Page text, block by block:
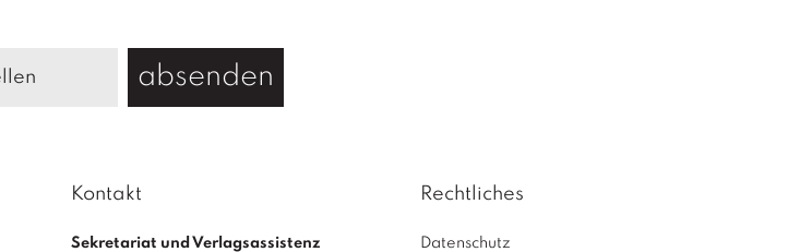
absenden
Kontakt
Sekretariat und Verlagsassistenz
Rechtliches
Datenschutz